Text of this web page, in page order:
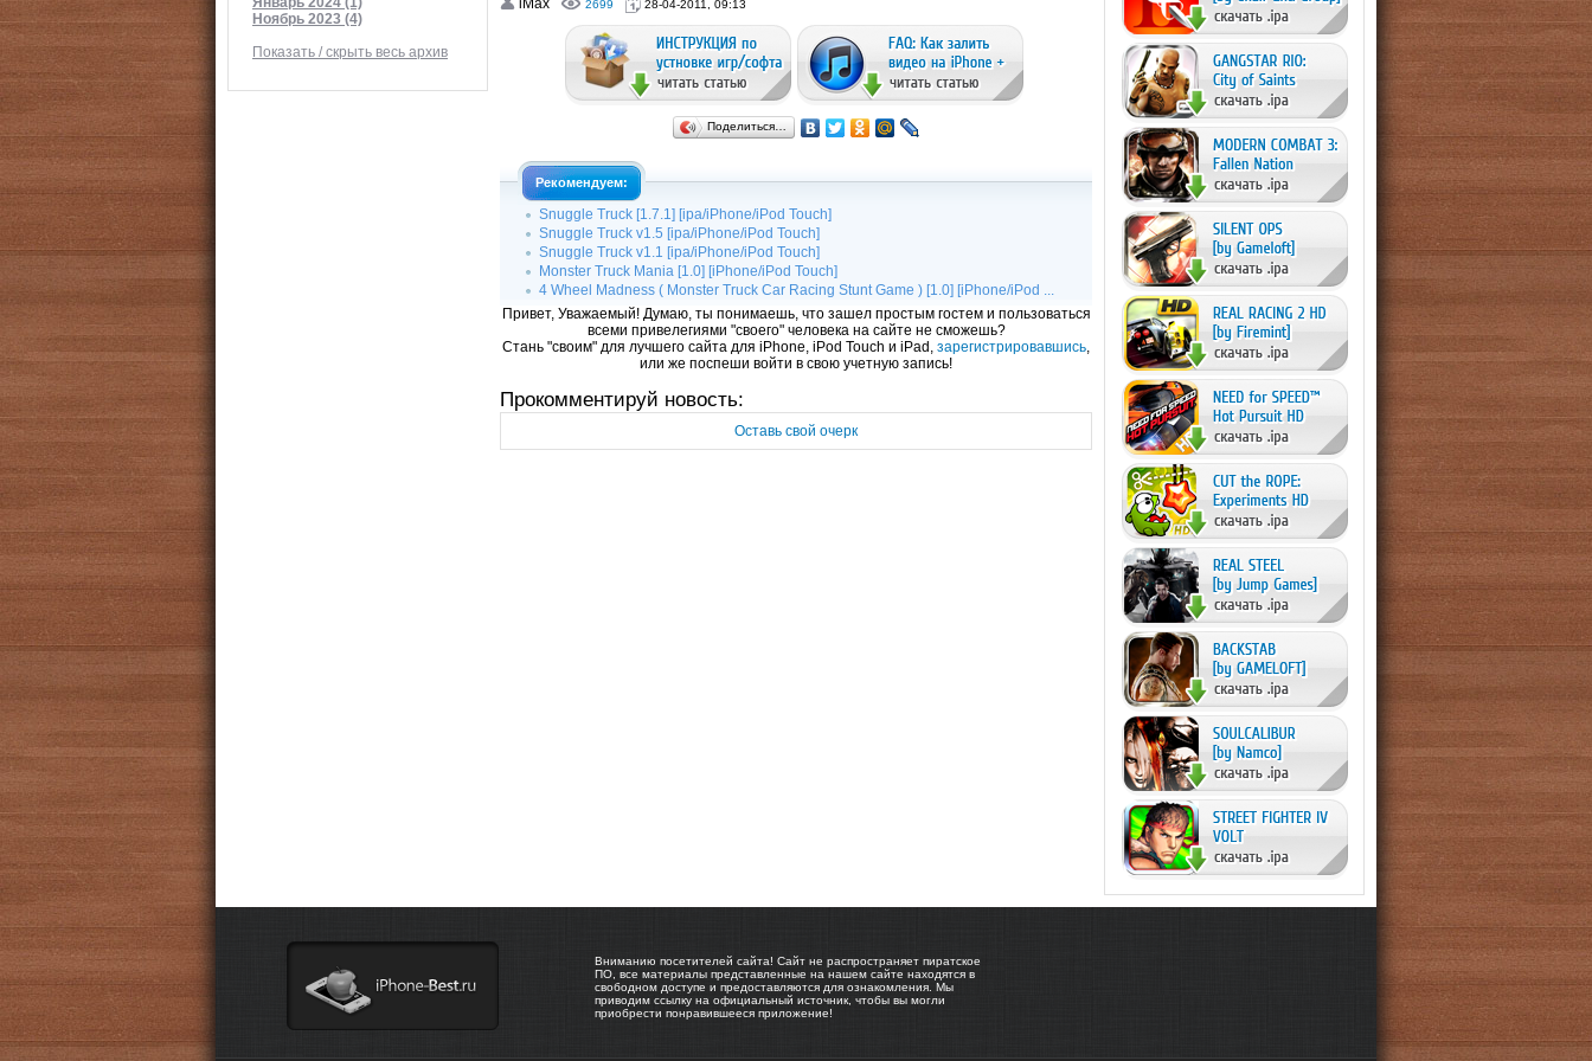
Ноябрь 2023 (4)
Показать / скрыть весь архив
2699 28-04-2011, 09:13
Поделиться…
Рекомендуем:
Snuggle Truck [1.7.1] [ipa/iPhone/iPod Touch]
Snuggle Truck v1.5 [ipa/iPhone/iPod Touch]
Snuggle Truck v1.1 [ipa/iPhone/iPod Touch]
Monster Truck Mania [1.0] [iPhone/iPod Touch]
4 Wheel Madness ( Monster Truck Car Racing Stunt Game ) [1.0] [iPhone/iPod ...
Привет, Уважаемый! Думаю, ты понимаешь, что зашел простым гостем и пользоваться
всеми привелегиями "своего" человека на сайте не сможешь?
Стань "своим" для лучшего сайта для iPhone, iPod Touch и iPad, зарегистрировавшись,
или же поспеши войти в свою учетную запись!
Прокомментируй новость:
Оставь свой очерк
Вниманию посетителей сайта! Сайт не распространяет пиратское
ПО, все материалы представленные на нашем сайте находятся в
свободном доступе и предоставляются для ознакомления. Мы
приводим ссылку на официальный источник, чтобы вы могли
приобрести понравившееся приложение!